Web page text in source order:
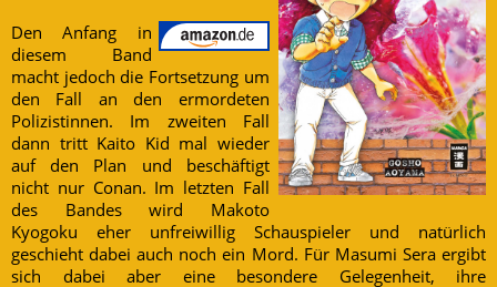
Den Anfang in
diesem Band
macht jedoch die Fortsetzung um
den Fall an den ermordeten
Polizistinnen. Im zweiten Fall
dann tritt Kaito Kid mal wieder
auf den Plan und beschäftigt
nicht nur Conan. Im letzten Fall
des Bandes wird Makoto
Kyogoku eher unfreiwillig Schauspieler und natürlich
geschieht dabei auch noch ein Mord. Für Masumi Sera ergibt
sich dabei aber eine besondere Gelegenheit, ihre